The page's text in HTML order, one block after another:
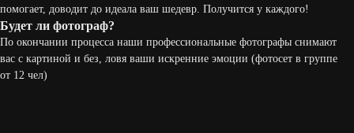
помогает, доводит до идеала ваш шедевр. Получится у каждого!
Будет ли фотограф?
По окончании процесса наши профессиональные фотографы снимают
вас с картиной и без, ловя ваши искренние эмоции (фотосет в группе
от 12 чел)